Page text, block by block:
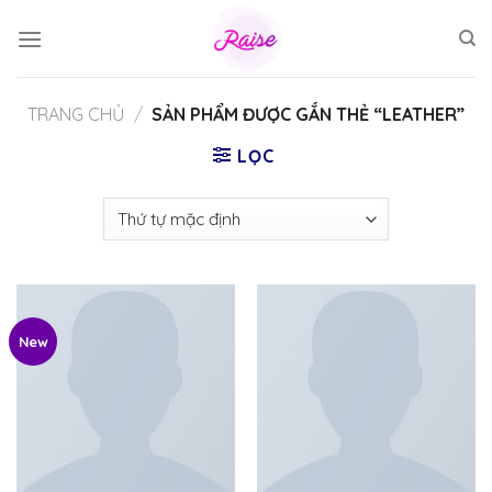
TRANG CHỦ / SẢN PHẨM ĐƯỢC GẮN THẺ “LEATHER”
LỌC
New